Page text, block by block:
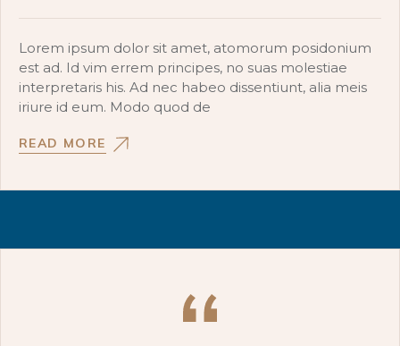
Lorem ipsum dolor sit amet, atomorum posidonium
est ad. Id vim errem principes, no suas molestiae
interpretaris his. Ad nec habeo dissentiunt, alia meis
iriure id eum. Modo quod de
READ MORE